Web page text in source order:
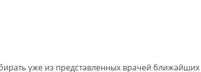
уже из представленных врачей ближайших